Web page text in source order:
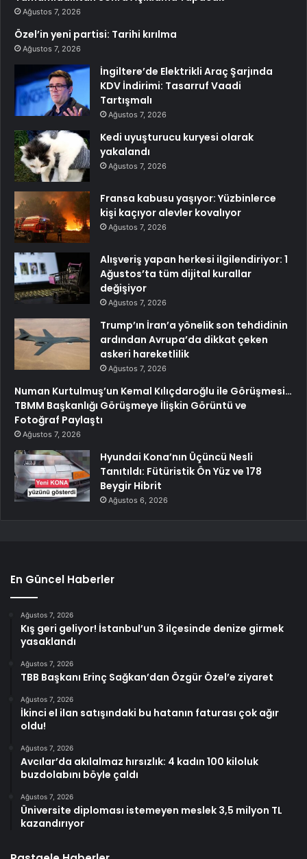
Ağustos 7, 2026
Özel’in yeni partisi: Tarihi kırılma
Ağustos 7, 2026
İngiltere’de Elektrikli Araç Şarjında
KDV İndirimi: Tasarruf Vaadi
Tartışmalı
Ağustos 7, 2026
Kedi uyuşturucu kuryesi olarak
yakalandı
Ağustos 7, 2026
Fransa kabusu yaşıyor: Yüzbinlerce
kişi kaçıyor alevler kovalıyor
Ağustos 7, 2026
Alışveriş yapan herkesi ilgilendiriyor: 1
Ağustos’ta tüm dijital kurallar
değişiyor
Ağustos 7, 2026
Trump’ın İran’a yönelik son tehdidinin
ardından Avrupa’da dikkat çeken
askeri hareketlilik
Ağustos 7, 2026
Numan Kurtulmuş’un Kemal Kılıçdaroğlu ile Görüşmesi…
TBMM Başkanlığı Görüşmeye İlişkin Görüntü ve
Fotoğraf Paylaştı
Ağustos 7, 2026
Hyundai Kona’nın Üçüncü Nesli
Tanıtıldı: Fütüristik Ön Yüz ve 178
Beygir Hibrit
Ağustos 6, 2026
En Güncel Haberler
Ağustos 7, 2026
Kış geri geliyor! İstanbul’un 3 ilçesinde denize girmek
yasaklandı
Ağustos 7, 2026
TBB Başkanı Erinç Sağkan’dan Özgür Özel’e ziyaret
Ağustos 7, 2026
İkinci el ilan satışındaki bu hatanın faturası çok ağır
oldu!
Ağustos 7, 2026
Avcılar’da akılalmaz hırsızlık: 4 kadın 100 kiloluk
buzdolabını böyle çaldı
Ağustos 7, 2026
Üniversite diploması istemeyen meslek 3,5 milyon TL
kazandırıyor